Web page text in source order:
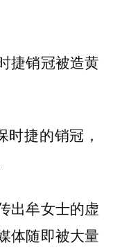
捷销冠被造黄
捷的销冠，
出牟女士的虚
体随即被大量